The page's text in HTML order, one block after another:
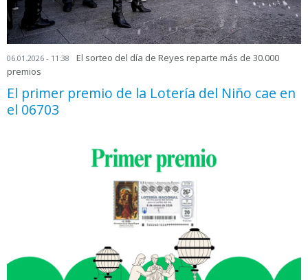
06.01.2026 - 11:38
El sorteo del día de Reyes reparte más de 30.000
premios
El primer premio de la Lotería del Niño cae en
el 06703